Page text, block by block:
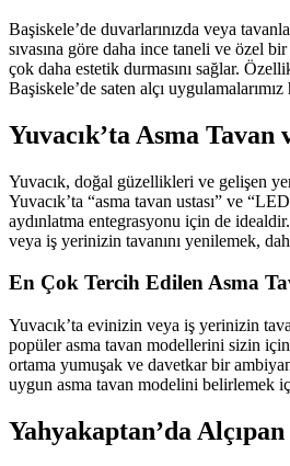
Başiskele’de duvarlarınızda veya
sıvasına göre daha ince taneli ve özel
çok daha estetik durmasını sağlar.
Başiskele’de saten alçı
Yuvacık’ta Asma
Yuvacık, doğal güzellikleri ve gelişen
Yuvacık’ta “asma tavan ustası” ve
aydınlatma entegrasyonu için de
veya iş yerinizin tavanını yenilemek,
En Çok Tercih Edilen Asma
Yuvacık’ta evinizin veya iş yerinizin
popüler asma tavan modellerini sizin
ortama yumuşak ve davetkar bir
uygun asma tavan modelini belirlemek
Yahyakaptan’da